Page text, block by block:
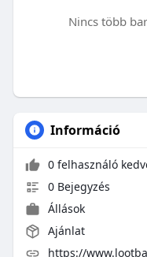
Nincs több
Információ
0 felhasználó
0 Bejegyzés
Állások
Ajánlat
https://